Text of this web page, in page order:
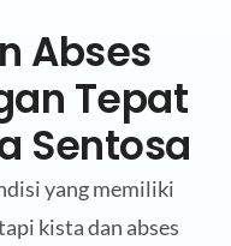
Abses
Tepat
Sentosa
yang memiliki
kista dan abses